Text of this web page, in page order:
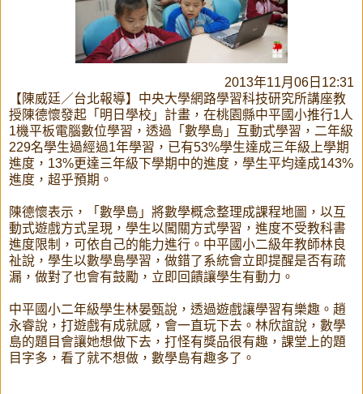
2013年11月06日12:31
【陳威廷／台北報導】中央大學網路學習科技研究所講座教
授陳德懷發起「明日學校」計畫，在桃園縣中平國小推行1人
1機平板電腦數位學習，透過「數學島」互動式學習，二年級
229名學生過經過1年學習，已有53%學生達成三年級上學期
進度，13%更達三年級下學期中的進度，學生平均達成143%
進度，超乎預期。
陳德懷表示，「數學島」將數學概念整理成課程地圖，以互
動式遊戲方式呈現，學生以闖關方式學習，進度不受教科書
進度限制，可依自己的能力進行。中平國小二級年教師林良
祉說，學生以數學島學習，做錯了系統會立即提醒是否有疏
漏，做對了也會有鼓勵，立即回饋讓學生有動力。
中平國小二年級學生林晏甄說，透過遊戲讓學習有樂趣。趙
永睿說，打遊戲有成就感，會一直玩下去。林欣誼說，數學
島的題目會讓她想做下去，打怪有獎品很有趣，課堂上的題
目字多，看了就不想做，數學島有趣多了。